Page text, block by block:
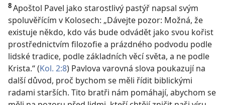
8Apoštol Pavel jako starostlivý pastýř napsal svým
spoluvěřícím v Kolosech: „Dávejte pozor: Možná, že
existuje někdo, kdo vás bude odvádět jako svou kořist
prostřednictvím filozofie a prázdného podvodu podle
lidské tradice, podle základních věcí světa, a ne podle
Krista.“ (Kol. 2:8) Pavlova varovná slova poukazují na
další důvod, proč bychom se měli řídit biblickými
radami starších. Tito bratři nám pomáhají, abychom se